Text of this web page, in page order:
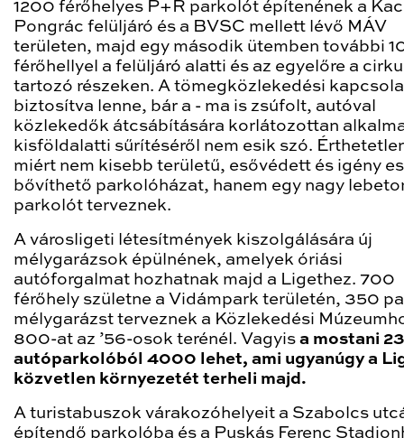
1200 férőhelyes P+R parkolót építenének a
Pongrác felüljáró és a BVSC mellett lévő MÁV
területen, majd egy második ütemben további
férőhellyel a felüljáró alatti és az egyelőre a
tartozó részeken. A tömegközlekedési
biztosítva lenne, bár a - ma is zsúfolt, autóval
közlekedők átcsábítására korlátozottan
kisföldalatti sűrítéséről nem esik szó.
miért nem kisebb területű, esővédett és igény
bővíthető parkolóházat, hanem egy nagy
parkolót terveznek.
A városligeti létesítmények kiszolgálására új
mélygarázsok épülnének, amelyek óriási
autóforgalmat hozhatnak majd a Ligethez. 700
férőhely születne a Vidámpark területén, 350
mélygarázst terveznek a Közlekedési
800-at az ’56-osok terénél. Vagyis a mostani
autóparkolóból 4000 lehet, ami ugyanúgy a
közvetlen környezetét terheli majd.
A turistabuszok várakozóhelyeit a Szabolcs
építendő parkolóba és a Puskás Ferenc